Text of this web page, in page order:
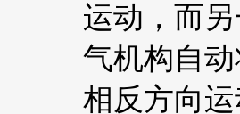
运动，而
气机构自
相反方向